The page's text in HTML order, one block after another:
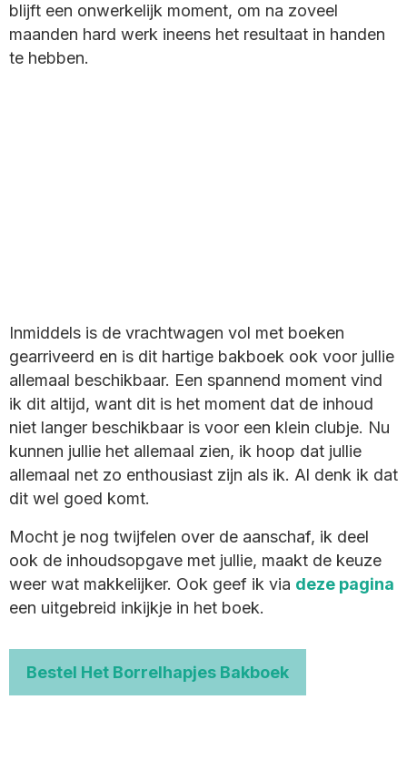
blijft een onwerkelijk moment, om na zoveel
maanden hard werk ineens het resultaat in handen
te hebben.
Inmiddels is de vrachtwagen vol met boeken
gearriveerd en is dit hartige bakboek ook voor jullie
allemaal beschikbaar. Een spannend moment vind
ik dit altijd, want dit is het moment dat de inhoud
niet langer beschikbaar is voor een klein clubje. Nu
kunnen jullie het allemaal zien, ik hoop dat jullie
allemaal net zo enthousiast zijn als ik. Al denk ik dat
dit wel goed komt.
Mocht je nog twijfelen over de aanschaf, ik deel
ook de inhoudsopgave met jullie, maakt de keuze
weer wat makkelijker. Ook geef ik via deze pagina
een uitgebreid inkijkje in het boek.
Bestel Het Borrelhapjes Bakboek